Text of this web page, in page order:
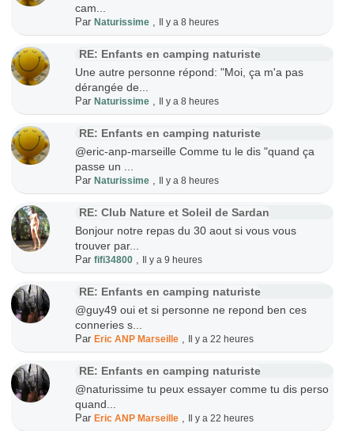
cam...
ParNaturissime Il y a 8 heures
RE: Enfants en camping naturiste
Une autre personne répond: "Moi, ça m'a pas
dérangée de...
ParNaturissime Il y a 8 heures
RE: Enfants en camping naturiste
@eric-anp-marseille Comme tu le dis "quand ça
passe un ...
ParNaturissime Il y a 8 heures
RE: Club Nature et Soleil de Sardan
Bonjour notre repas du 30 aout si vous vous
trouver par...
Parfifi34800 Il y a 9 heures
RE: Enfants en camping naturiste
@guy49 oui et si personne ne repond ben ces
conneries s...
ParEric ANP Marseille Il y a 22 heures
RE: Enfants en camping naturiste
@naturissime tu peux essayer comme tu dis perso
quand...
ParEric ANP Marseille Il y a 22 heures